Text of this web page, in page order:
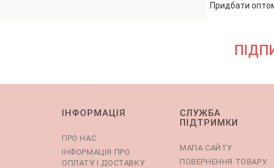
Придбати
ІНФОРМАЦІЯ
ПРО НАС
ІНФОРМАЦІЯ ПРО
ОПЛАТУ І ДОСТАВКУ
СЛУЖБА
ПІДТРИМКИ
МАПА САЙТУ
ПОВЕРНЕННЯ ТОВАРУ